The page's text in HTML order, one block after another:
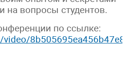
на вопросы студентов.
по ссылке:
video/